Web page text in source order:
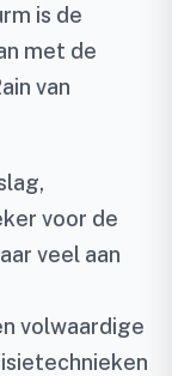
is de
met de
van
voor de
veel aan
volwaardige